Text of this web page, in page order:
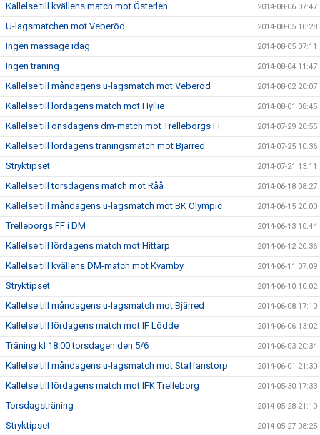
Kallelse till kvällens match mot Österlen 2014-08-06 07:47
U-lagsmatchen mot Veberöd 2014-08-05 10:28
Ingen massage idag 2014-08-05 07:11
Ingen träning 2014-08-04 11:47
Kallelse till måndagens u-lagsmatch mot Veberöd 2014-08-02 20:07
Kallelse till lördagens match mot Hyllie 2014-08-01 08:45
Kallelse till onsdagens dm-match mot Trelleborgs FF 2014-07-29 20:55
Kallelse till lördagens träningsmatch mot Bjärred 2014-07-25 10:36
Stryktipset 2014-07-21 13:11
Kallelse till torsdagens match mot Råå 2014-06-18 08:27
Kallelse till måndagens u-lagsmatch mot BK Olympic 2014-06-15 20:00
Trelleborgs FF i DM 2014-06-13 10:44
Kallelse till lördagens match mot Hittarp 2014-06-12 20:36
Kallelse till kvällens DM-match mot Kvarnby 2014-06-11 07:09
Stryktipset 2014-06-10 10:02
Kallelse till måndagens u-lagsmatch mot Bjärred 2014-06-08 17:10
Kallelse till lördagens match mot IF Lödde 2014-06-06 13:02
Träning kl 18:00 torsdagen den 5/6 2014-06-03 20:34
Kallelse till måndagens u-lagsmatch mot Staffanstorp 2014-06-01 21:30
Kallelse till lördagens match mot IFK Trelleborg 2014-05-30 17:33
Torsdagsträning 2014-05-28 21:10
Stryktipset 2014-05-27 08:25